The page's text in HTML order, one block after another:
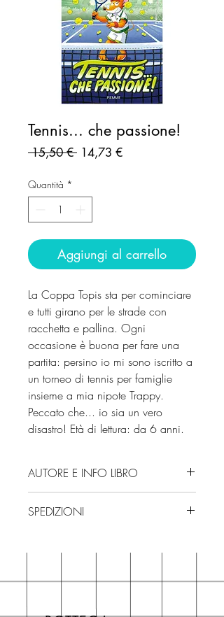
Tennis... che passione!
15,50 € Prezzo
14,73 €Prezzo
Quantità *
Aggiungi al carrello
La Coppa Topis sta per cominciare
e tutti girano per le strade con
racchetta e pallina. Ogni
occasione è buona per fare una
partita: persino io mi sono iscritto a
un torneo di tennis per famiglie
insieme a mia nipote Trappy.
Peccato che... io sia un vero
disastro! Età di lettura: da 6 anni.
AUTORE E INFO LIBRO
Editore: Piemme
Edizione: 2025
Età di lettura: da 6 anni
SPEDIZIONI
3/4 giorni, secondo disponibilità